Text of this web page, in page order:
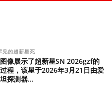
见的超新星死
像展示了超新星SN 2026gzf的
程，该星于2026年3月21日由爱
探测器...